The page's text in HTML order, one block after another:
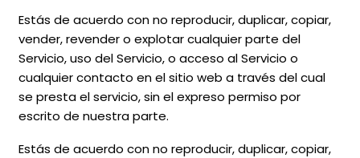
Estás de acuerdo con no reproducir, duplicar, copiar,
vender, revender o explotar cualquier parte del
Servicio, uso del Servicio, o acceso al Servicio o
cualquier contacto en el sitio web a través del cual
se presta el servicio, sin el expreso permiso por
escrito de nuestra parte.
Estás de acuerdo con no reproducir, duplicar, copiar,